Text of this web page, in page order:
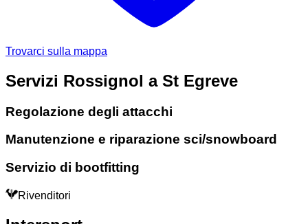
Trovarci sulla mappa
Servizi Rossignol a St Egreve
Regolazione degli attacchi
Manutenzione e riparazione sci/snowboard
Servizio di bootfitting
Rivenditori